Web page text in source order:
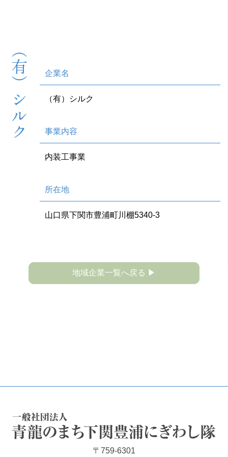
（有）シルク 企業名
（有）シルク
事業内容
内装工事業
所在地
山口県下関市豊浦町川棚5340-3
地域企業一覧へ戻る ▶
〒759-6301